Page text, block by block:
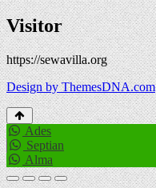
Visitor
https://sewavilla.org
Design by ThemesDNA.com
Ades
Septian
Alma